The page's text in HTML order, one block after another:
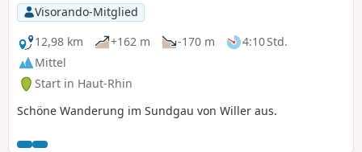
Visorando-Mitglied
12,98 km
+162 m -170 m
4:10 Std.
Mittel
Start in Haut-Rhin
Schöne Wanderung im Sundgau von Willer aus.